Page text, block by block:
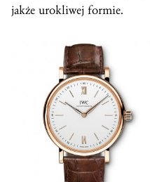
jakże urokliwej formie.